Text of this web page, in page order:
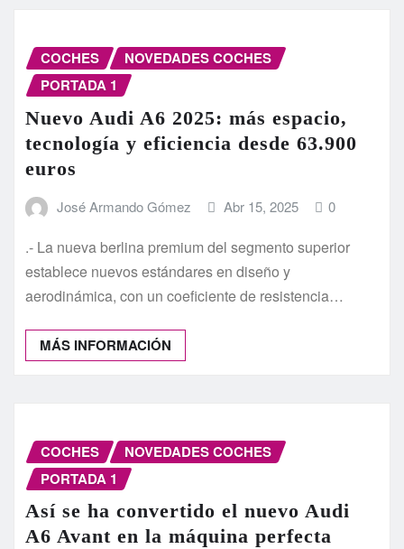
COCHES
NOVEDADES COCHES
PORTADA 1
Nuevo Audi A6 2025: más espacio,
tecnología y eficiencia desde 63.900
euros
José Armando Gómez Abr 15, 2025 0
.- La nueva berlina premium del segmento superior
establece nuevos estándares en diseño y
aerodinámica, con un coeficiente de resistencia…
MÁS INFORMACIÓN
COCHES
NOVEDADES COCHES
PORTADA 1
Así se ha convertido el nuevo Audi
A6 Avant en la máquina perfecta